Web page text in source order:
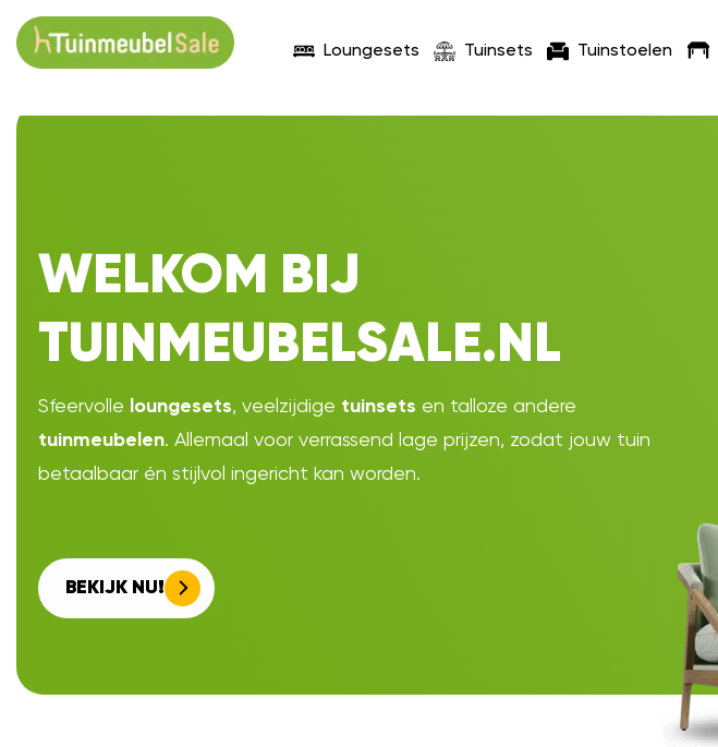
Loungesets Tuinsets Tuinstoelen
WELKOM BIJ
TUINMEUBELSALE.NL
Sfeervolle loungesets, veelzijdige tuinsets en talloze andere
tuinmeubelen. Allemaal voor verrassend lage prijzen, zodat jouw tuin
betaalbaar én stijlvol ingericht kan worden.
BEKIJK NU!